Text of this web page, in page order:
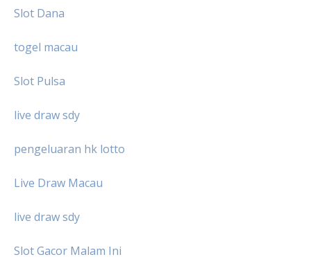
Slot Dana
togel macau
Slot Pulsa
live draw sdy
pengeluaran hk lotto
Live Draw Macau
live draw sdy
Slot Gacor Malam Ini